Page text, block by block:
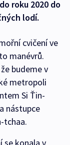
roku 2020 do
lodí.
cvičení ve
manévrů.
budeme v
metropoli
Si Ťin-
nástupce
tchaa.